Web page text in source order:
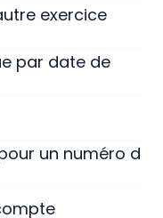
exercice
par date de
un numéro de